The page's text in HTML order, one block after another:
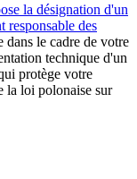
la désignation d'un
responsable des
le cadre de votre
technique d'un
protège votre
la loi polonaise sur